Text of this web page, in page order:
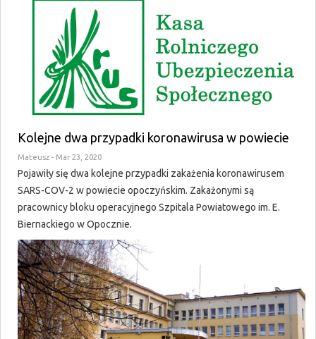
Kolejne dwa przypadki koronawirusa w powiecie
Mateusz - Mar 23, 2020
Pojawiły się dwa kolejne przypadki zakażenia koronawirusem
SARS-COV-2 w powiecie opoczyńskim. Zakażonymi są
pracownicy bloku operacyjnego Szpitala Powiatowego im. E.
Biernackiego w Opocznie.